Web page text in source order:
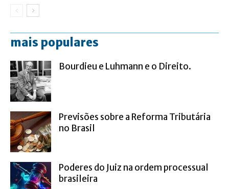
mais populares
Bourdieu e Luhmann e o Direito.
Previsões sobre a Reforma Tributária
no Brasil
Poderes do Juiz na ordem processual
brasileira